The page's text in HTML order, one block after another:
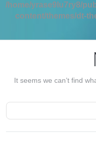
/home/yrase9lu7ry8/
content/themes/dt-
It seems we can’t find